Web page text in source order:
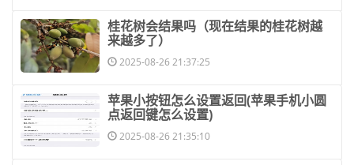
​桂花树会结果吗（现在结果的桂花树越
来越多了）
2025-08-26 21:37:25
​苹果小按钮怎么设置返回(苹果手机小圆
点返回键怎么设置)
2025-08-26 21:35:10